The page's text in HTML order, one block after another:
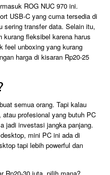
ROG NUC 970 ini.
USB-C yang cuma tersedia di
sering transfer data. Selain itu,
fleksibel karena harus
feel unboxing yang kurang
harga di kisaran Rp20-25
semua orang. Tapi kalau
profesional yang butuh PC
jadi investasi jangka panjang.
mini PC ini ada di
tapi lebih powerful dan